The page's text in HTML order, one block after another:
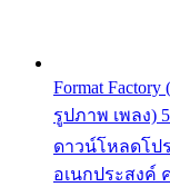
Format
รูปภาพ เพลง)
ดาวน์โหลดโป
อเนกประสงค์